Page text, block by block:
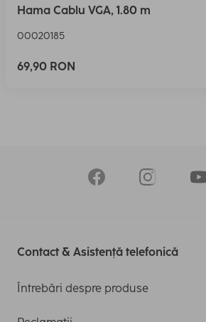
Hama Cablu VGA, 1.80 m
00020185
69,90 RON
Contact & Asistență telefonică
Întrebări despre produse